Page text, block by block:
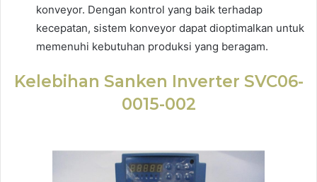
konveyor. Dengan kontrol yang baik terhadap
kecepatan, sistem konveyor dapat dioptimalkan untuk
memenuhi kebutuhan produksi yang beragam.
Kelebihan Sanken Inverter SVC06-
0015-002